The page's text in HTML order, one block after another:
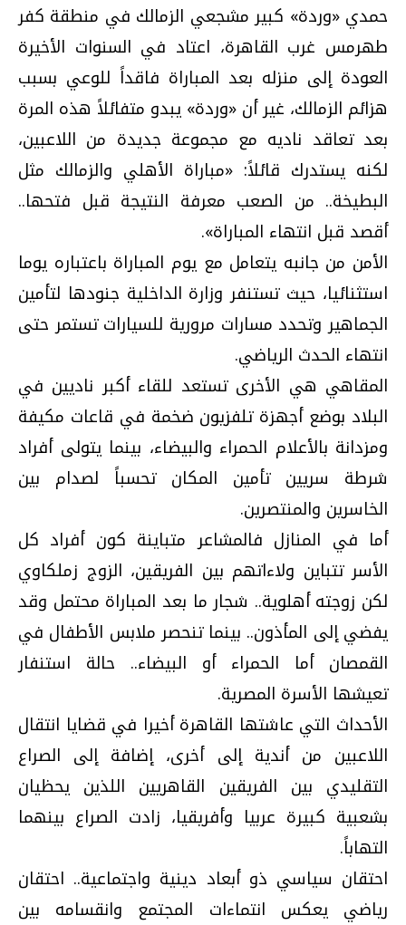
حمدي «وردة» كبير مشجعي الزمالك في منطقة كفر
طهرمس غرب القاهرة، اعتاد في السنوات الأخيرة
العودة إلى منزله بعد المباراة فاقداً للوعي بسبب
هزائم الزمالك، غير أن «وردة» يبدو متفائلاً هذه المرة
بعد تعاقد ناديه مع مجموعة جديدة من اللاعبين،
لكنه يستدرك قائلاً: «مباراة الأهلي والزمالك مثل
البطيخة.. من الصعب معرفة النتيجة قبل فتحها..
أقصد قبل انتهاء المباراة».
الأمن من جانبه يتعامل مع يوم المباراة باعتباره يوما
استثنائيا، حيث تستنفر وزارة الداخلية جنودها لتأمين
الجماهير وتحدد مسارات مرورية للسيارات تستمر حتى
انتهاء الحدث الرياضي.
المقاهي هي الأخرى تستعد للقاء أكبر ناديين في
البلاد بوضع أجهزة تلفزيون ضخمة في قاعات مكيفة
ومزدانة بالأعلام الحمراء والبيضاء، بينما يتولى أفراد
شرطة سريين تأمين المكان تحسباً لصدام بين
الخاسرين والمنتصرين.
أما في المنازل فالمشاعر متباينة كون أفراد كل
الأسر تتباين ولاءاتهم بين الفريقين، الزوج زملكاوي
لكن زوجته أهلوية.. شجار ما بعد المباراة محتمل وقد
يفضي إلى المأذون.. بينما تنحصر ملابس الأطفال في
القمصان أما الحمراء أو البيضاء.. حالة استنفار
تعيشها الأسرة المصرية.
الأحداث التي عاشتها القاهرة أخيرا في قضايا انتقال
اللاعبين من أندية إلى أخرى، إضافة إلى الصراع
التقليدي بين الفريقين القاهريين اللذين يحظيان
بشعبية كبيرة عربيا وأفريقيا، زادت الصراع بينهما
التهاباً.
احتقان سياسي ذو أبعاد دينية واجتماعية.. احتقان
رياضي يعكس انتماءات المجتمع وانقسامه بين